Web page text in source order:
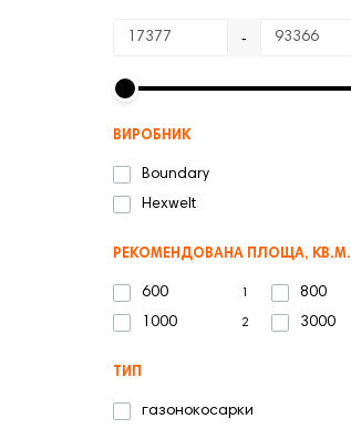
-
ВИРОБНИК
Boundary
Hexwelt
РЕКОМЕНДОВАНА ПЛОЩА, КВ.М.
600 800
1000 2 3000
ТИП
газонокосарки